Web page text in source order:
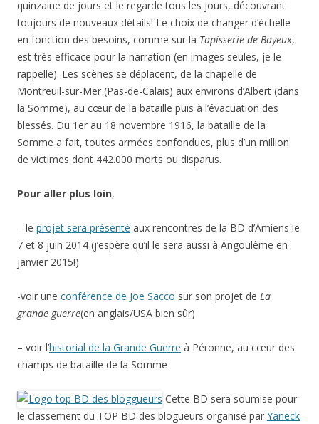
quinzaine de jours et le regarde tous les jours, découvrant
toujours de nouveaux détails! Le choix de changer d’échelle
en fonction des besoins, comme sur la Tapisserie de Bayeux,
est très efficace pour la narration (en images seules, je le
rappelle). Les scènes se déplacent, de la chapelle de
Montreuil-sur-Mer (Pas-de-Calais) aux environs d’Albert (dans
la Somme), au cœur de la bataille puis à l’évacuation des
blessés. Du 1er au 18 novembre 1916, la bataille de la
Somme a fait, toutes armées confondues, plus d’un million
de victimes dont 442.000 morts ou disparus.
Pour aller plus loin,
– le projet sera présenté aux rencontres de la BD d’Amiens le
7 et 8 juin 2014 (j’espère qu’il le sera aussi à Angoulême en
janvier 2015!)
-voir une conférence de Joe Sacco sur son projet de La
grande guerre(en anglais/USA bien sûr)
– voir l’historial de la Grande Guerre à Péronne, au cœur des
champs de bataille de la Somme
Cette BD sera soumise pour
le classement du TOP BD des blogueurs organisé par Yaneck